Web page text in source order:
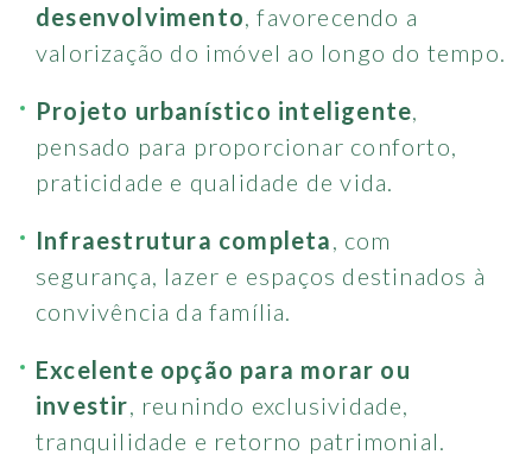
desenvolvimento , favorecendo a
valorização do imóvel ao longo do tempo.
Projeto urbanístico inteligente
pensado para proporcionar conforto,
praticidade e qualidade de vida.
Infraestrutura completa , com
segurança, lazer e espaços destinados à
convivência da família.
Excelente opção para morar ou
investir , reunindo exclusividade,
tranquilidade e retorno patrimonial.